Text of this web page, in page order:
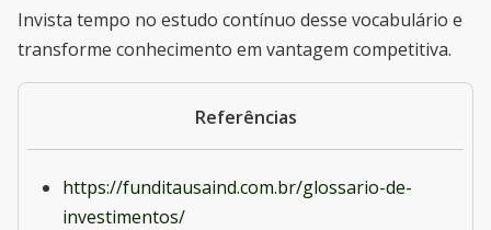
Invista tempo no estudo contínuo desse vocabulário e
transforme conhecimento em vantagem competitiva.
Referências
https://funditausaind.com.br/glossario-de-
investimentos/